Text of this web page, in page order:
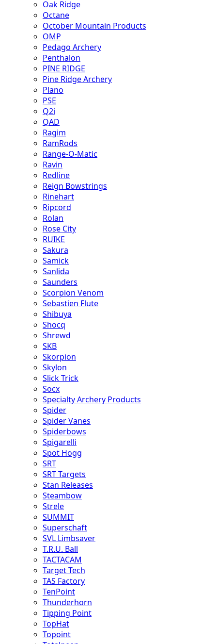
Oak Ridge
Octane
October Mountain Products
OMP
Pedago Archery
Penthalon
PINE RIDGE
Pine Ridge Archery
Plano
PSE
Q2i
QAD
Ragim
RamRods
Range-O-Matic
Ravin
Redline
Reign Bowstrings
Rinehart
Ripcord
Rolan
Rose City
RUIKE
Sakura
Samick
Sanlida
Saunders
Scorpion Venom
Sebastien Flute
Shibuya
Shocq
Shrewd
SKB
Skorpion
Skylon
Slick Trick
Socx
Specialty Archery Products
Spider
Spider Vanes
Spiderbows
Spigarelli
Spot Hogg
SRT
SRT Targets
Stan Releases
Steambow
Strele
SUMMIT
Superschaft
SVL Limbsaver
T.R.U. Ball
TACTACAM
Target Tech
TAS Factory
TenPoint
Thunderhorn
Tipping Point
TopHat
Topoint